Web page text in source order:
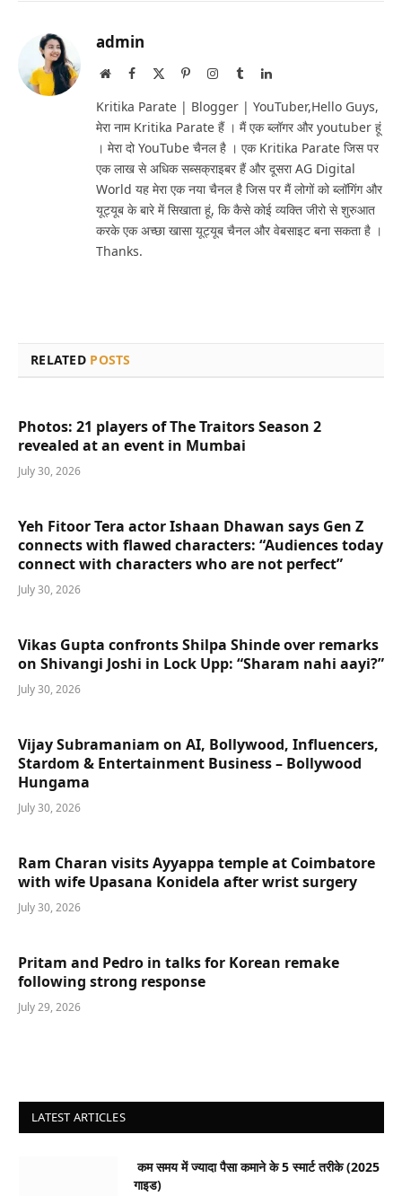
admin
WebsiteFacebook PinterestInstagram
TumblrLinkedIn
Kritika Parate | Blogger | YouTuber,Hello Guys,
मेरा नाम Kritika Parate हैं । मैं एक ब्लॉगर और youtuber हूं
। मेरा दो YouTube चैनल है । एक Kritika Parate जिस पर
एक लाख से अधिक सब्सक्राइबर हैं और दूसरा AG Digital
World यह मेरा एक नया चैनल है जिस पर मैं लोगों को ब्लॉगिंग और
यूट्यूब के बारे में सिखाता हूं, कि कैसे कोई व्यक्ति जीरो से शुरुआत
करके एक अच्छा खासा यूट्यूब चैनल और वेबसाइट बना सकता है ।
Thanks.
RELATED POSTS
Photos: 21 players of The Traitors Season 2
revealed at an event in Mumbai
July 30, 2026
Yeh Fitoor Tera actor Ishaan Dhawan says Gen Z
connects with flawed characters: “Audiences today
connect with characters who are not perfect”
July 30, 2026
Vikas Gupta confronts Shilpa Shinde over remarks
on Shivangi Joshi in Lock Upp: “Sharam nahi aayi?”
July 30, 2026
Vijay Subramaniam on AI, Bollywood, Influencers,
Stardom & Entertainment Business – Bollywood
Hungama
July 30, 2026
Ram Charan visits Ayyappa temple at Coimbatore
with wife Upasana Konidela after wrist surgery
July 30, 2026
Pritam and Pedro in talks for Korean remake
following strong response
July 29, 2026
LATEST ARTICLES
कम समय में ज्यादा पैसा कमाने के 5 स्मार्ट तरीके (2025
गाइड)